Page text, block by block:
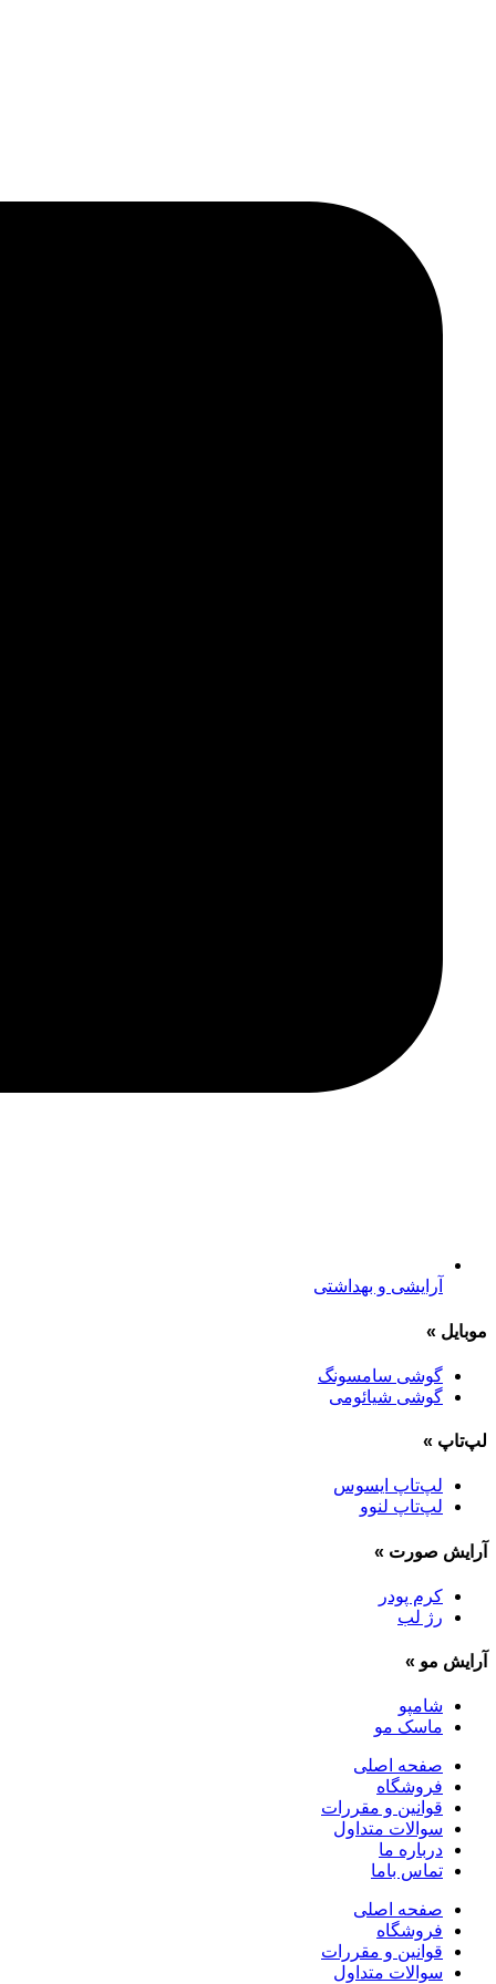
آرایشی و بهداشتی
موبایل »
گوشی سامسونگ
گوشی شیائومی
لپ‌تاپ »
لپ‌تاپ ایسوس
لپ‌تاپ لنوو
آرایش صورت »
کرم پودر
رژ لب
آرایش مو »
شامپو
ماسک مو
صفحه اصلی
فروشگاه
قوانین و مقررات
سوالات متداول
درباره ما
تماس باما
صفحه اصلی
فروشگاه
قوانین و مقررات
سوالات متداول